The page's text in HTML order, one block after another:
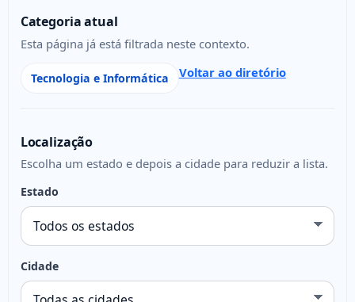
Categoria atual
Esta página já está filtrada neste contexto.
Tecnologia e Informática Voltar ao diretório
Localização
Escolha um estado e depois a cidade para reduzir a lista.
Estado
Cidade